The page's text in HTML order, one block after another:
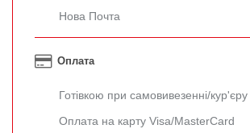
Нова Почта
Оплата
Готівкою при самовивезенні/кур'єру
Оплата на карту Visa/MasterCard